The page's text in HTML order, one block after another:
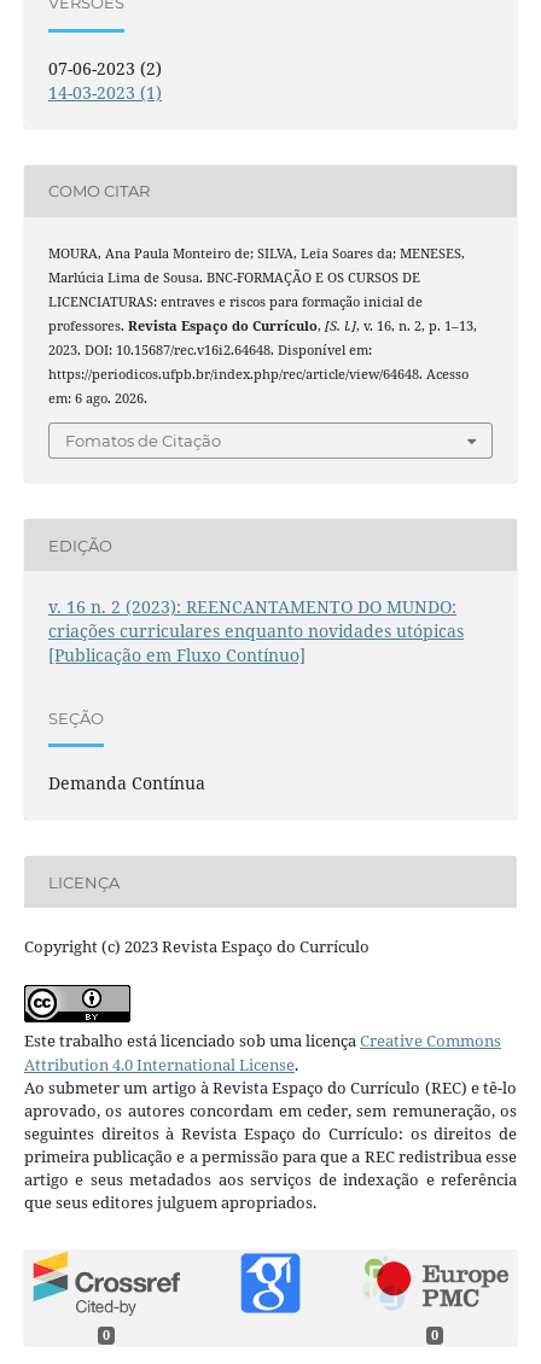
07-06-2023 (2)
14-03-2023 (1)
COMO CITAR
MOURA, Ana Paula Monteiro de; SILVA, Leia Soares da; MENESES,
Marlúcia Lima de Sousa. BNC-FORMAÇÃO E OS CURSOS DE
LICENCIATURAS: entraves e riscos para formação inicial de
professores. Revista Espaço do Currículo, [S. l.], v. 16, n. 2, p. 1–13,
2023. DOI: 10.15687/rec.v16i2.64648. Disponível em:
https://periodicos.ufpb.br/index.php/rec/article/view/64648. Acesso
em: 6 ago. 2026.
Fomatos de Citação
EDIÇÃO
v. 16 n. 2 (2023): REENCANTAMENTO DO MUNDO:
criações curriculares enquanto novidades utópicas
[Publicação em Fluxo Contínuo]
SEÇÃO
Demanda Contínua
LICENÇA
Copyright (c) 2023 Revista Espaço do Currículo
Este trabalho está licenciado sob uma licençaCreative Commons
Attribution 4.0 International License.
Ao submeter um artigo à Revista Espaço do Currículo (REC) e tê-lo
aprovado, os autores concordam em ceder, sem remuneração, os
seguintes direitos à Revista Espaço do Currículo: os direitos de
primeira publicação e a permissão para que a REC redistribua esse
artigo e seus metadados aos serviços de indexação e referência
que seus editores julguem apropriados.
0 0